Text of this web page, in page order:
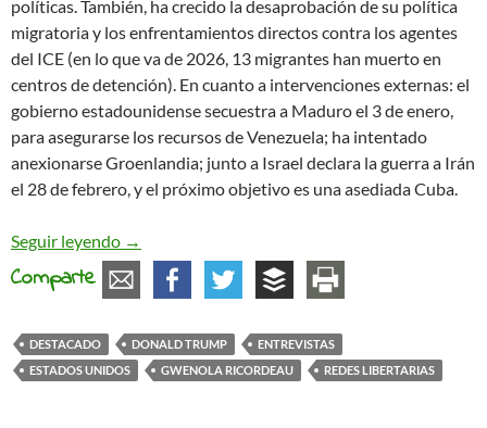
políticas. También, ha crecido la desaprobación de su política
migratoria y los enfrentamientos directos contra los agentes
del ICE (en lo que va de 2026, 13 migrantes han muerto en
centros de detención). En cuanto a intervenciones externas: el
gobierno estadounidense secuestra a Maduro el 3 de enero,
para asegurarse los recursos de Venezuela; ha intentado
anexionarse Groenlandia; junto a Israel declara la guerra a Irán
el 28 de febrero, y el próximo objetivo es una asediada Cuba.
Seguir leyendo Entrevista a Gwenola Ricordeau: ¿Un cambio
→
Comparte
DESTACADO DONALD TRUMP
ENTREVISTAS
ESTADOS UNIDOS
GWENOLA RICORDEAU REDES LIBERTARIAS